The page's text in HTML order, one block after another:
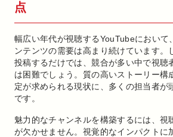
点
幅広い年代が視聴するYouTubeにおいて
ンテンツの需要は高まり続けています。
投稿するだけでは、競合が多い中で視聴
は困難でしょう。質の高いストーリー構
定が求められる現状に、多くの担当者が
です。
魅力的なチャンネルを構築するには、視
が欠かせません。視覚的なインパクトに